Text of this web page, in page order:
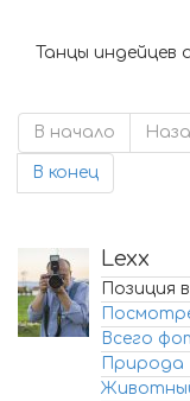
Танцы индейцев
В начало
В конец
Lexx
Позиция
Всего
Природа